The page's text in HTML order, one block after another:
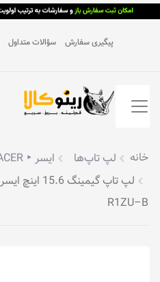
پیگیری سفارش سؤالات متداول
خانه لپ تاپ‌ها
ایسر ‣ ACER
R1ZU–B